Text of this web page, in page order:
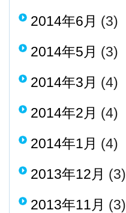
2014年6月 (3)
2014年5月 (3)
2014年3月 (4)
2014年2月 (4)
2014年1月 (4)
2013年12月 (3)
2013年11月 (3)